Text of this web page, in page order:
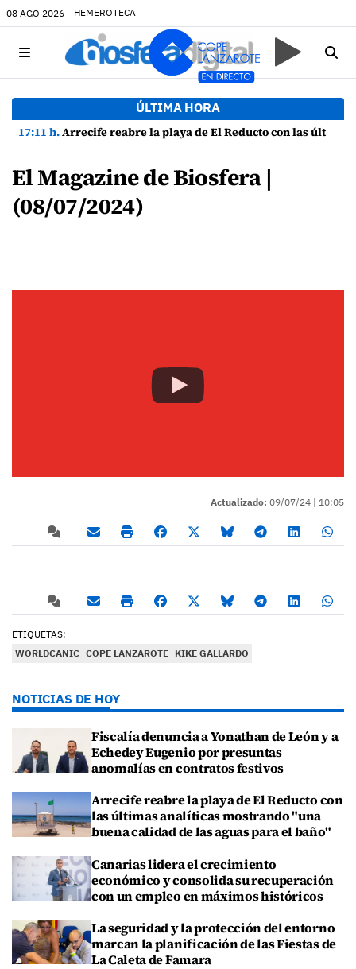
08 AGO 2026 HEMEROTECA
ÚLTIMA HORA
17:11 h.Arrecife reabre la playa de El Reducto con las últimas analíticas mostrando "una buena calidad de las aguas para el baño"
El Magazine de Biosfera |
(08/07/2024)
Actualizado: 09/07/24 | 10:05
ETIQUETAS:
WORLDCANIC COPE LANZAROTE KIKE GALLARDO
NOTICIAS DE HOY
Fiscalía denuncia a Yonathan de León y a
Echedey Eugenio por presuntas
anomalías en contratos festivos
Arrecife reabre la playa de El Reducto con
las últimas analíticas mostrando "una
buena calidad de las aguas para el baño"
Canarias lidera el crecimiento
económico y consolida su recuperación
con un empleo en máximos históricos
La seguridad y la protección del entorno
marcan la planificación de las Fiestas de
La Caleta de Famara